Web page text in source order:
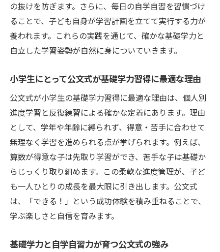
の抜けを防ぎます。さらに、毎日の自学自習を習慣づけ
ることで、子ども自身が学習計画を立てて実行する力が
養われます。これらの実践を通じて、確かな基礎学力と
自立した学習姿勢が自然に身についていきます。
小学生にとって公文式が基礎学力習得に最適な理由
公文式が小学生の基礎学力習得に最適な理由は、個人別
進度学習と反復練習による確かな定着にあります。理由
として、学年や年齢に縛られず、得意・苦手に合わせて
無理なく学習を進められる点が挙げられます。例えば、
算数が得意な子は先取り学習ができ、苦手な子は基礎か
らじっくり取り組めます。この柔軟な進度管理が、子ど
も一人ひとりの成長を最大限に引き出します。公文式
は、「できる！」という成功体験を積み重ねることで、
学ぶ楽しさと自信を育みます。
基礎学力と自学自習力が育つ公文式の強み